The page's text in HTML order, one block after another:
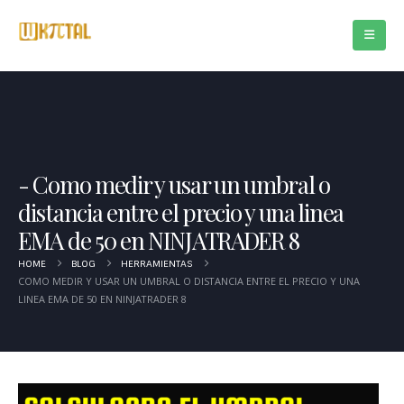
Como medir y usar un umbral o
distancia entre el precio y una linea
EMA de 50 en NINJATRADER 8
HOME BLOG HERRAMIENTAS
COMO MEDIR Y USAR UN UMBRAL O DISTANCIA ENTRE EL PRECIO Y UNA
LINEA EMA DE 50 EN NINJATRADER 8